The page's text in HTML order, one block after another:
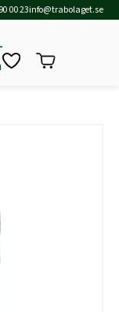
00 23info@trabolaget.se